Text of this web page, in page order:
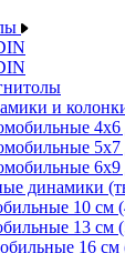
и
динамики
10 см
13 см
16